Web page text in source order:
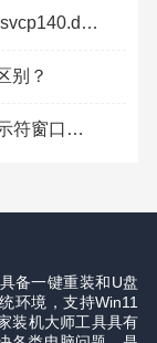
Win10电脑玩游戏显示缺少msvcp140.dll怎么办？
别？
Win 10无法打开CMD命令提示符窗口怎么办？
备一键重装和U盘
环境，支持Win11
装机大师工具具有